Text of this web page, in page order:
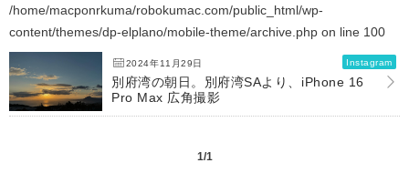
/home/macponrkuma/robokumac.com/public_html/wp-
content/themes/dp-elplano/mobile-theme/archive.php on line 100
2024年11月29日 Instagram
別府湾の朝日。別府湾SAより、iPhone 16
Pro Max 広角撮影
1/1